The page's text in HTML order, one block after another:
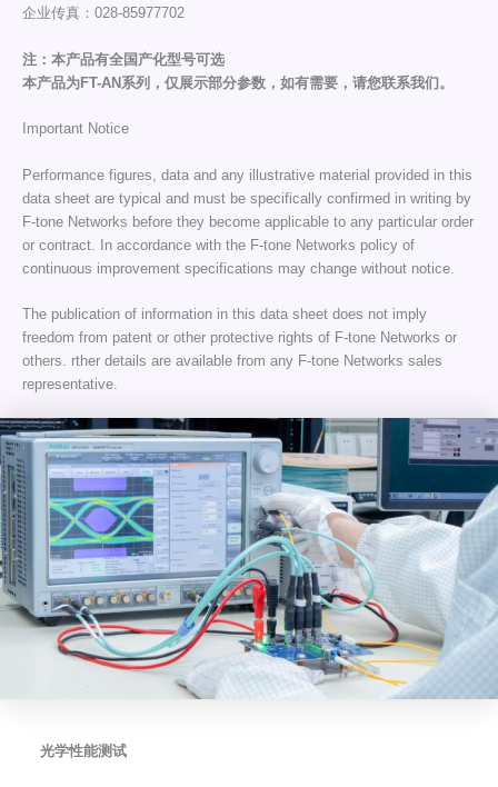
企业传真：028-85977702
注：本产品有全国产化型号可选
本产品为FT-AN系列，仅展示部分参数，如有需要，请您联系我们。
Important Notice
Performance figures, data and any illustrative material provided in this
data sheet are typical and must be specifically confirmed in writing by
F-tone Networks before they become applicable to any particular order
or contract. In accordance with the F-tone Networks policy of
continuous improvement specifications may change without notice.
The publication of information in this data sheet does not imply
freedom from patent or other protective rights of F-tone Networks or
others. rther details are available from any F-tone Networks sales
representative.
光学性能测试